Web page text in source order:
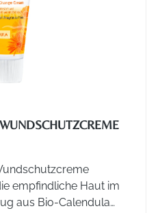
empfindliche Haut im
aus Bio-Calendula